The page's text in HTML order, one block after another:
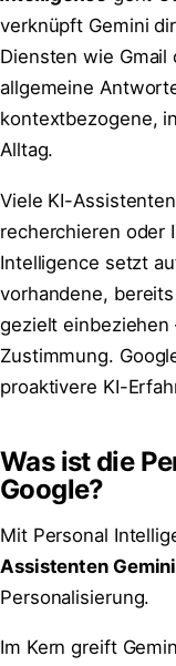
verknüpft Gemini
Diensten wie
allgemeine
kontextbezogene,
Alltag.
Viele KI-
recherchieren oder
Intelligence setzt
vorhandene,
gezielt einbeziehen
Zustimmung.
proaktivere KI-
Was ist die
Google?
Mit Personal
Assistenten Gemini
Personalisierung.
Im Kern greift